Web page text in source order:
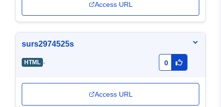
Access URL
surs2974525s
HTML - 0
Access URL